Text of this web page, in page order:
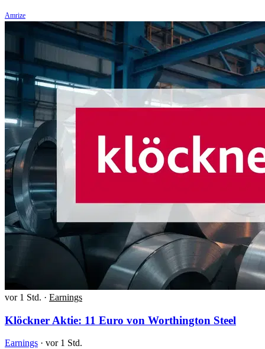
Amrize
vor 1 Std. · Earnings
Klöckner Aktie: 11 Euro von Worthington Steel
Earnings · vor 1 Std.